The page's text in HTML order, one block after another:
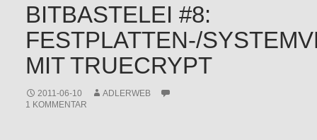
BITBASTELEI #8:
FESTPLATTEN-/
MIT TRUECRYPT
2011-06-10
ADLERWEB
1 KOMMENTAR